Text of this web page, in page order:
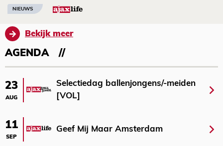
NIEUWS
Bekijk meer
AGENDA
23
AUG
Selectiedag ballenjongens/-meiden
[VOL]
11
SEP
Geef Mij Maar Amsterdam